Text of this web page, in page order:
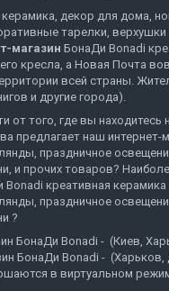
керамика, декор для дома,
тарелки,
магазин БонаДи Bonadi
кресла, а Новая Почта
всей страны.
и другие города).
от того, где вы
предлагает наш
праздничное
и прочих товаров?
Bonadi креативная
праздничное
?
БонаДи Bonadi - (Киев,
БонаДи Bonadi -
в виртуальном